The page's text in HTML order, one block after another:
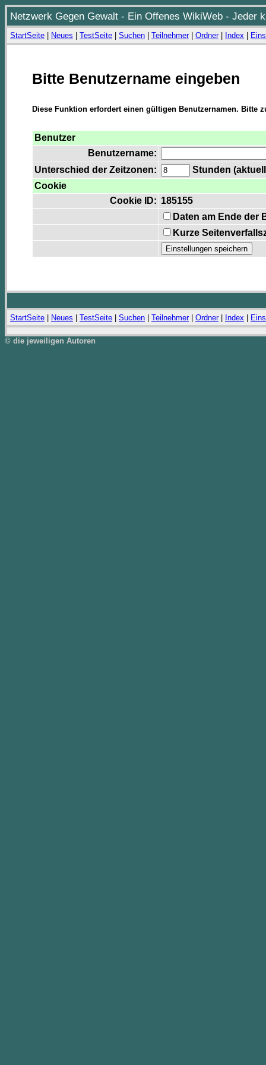
Netzwerk Gegen Gewalt - Ein Offenes WikiWeb - Jeder
StartSeite Neues TestSeite Suchen Teilnehmer| Ordner| Index
Bitte Benutzername eingeben
Diese Funktion erfordert einen gültigen Benutzernamen. Bitte
Benutzer
Benutzername:
Unterschied der Zeitzonen:
Stunden
Cookie
Cookie ID: 185155
Daten am Ende der
Kurze
StartSeite Neues TestSeite Suchen Teilnehmer| Ordner| Index
© die jeweiligen Autoren